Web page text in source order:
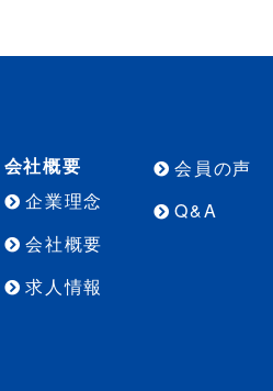
会社概要
企業理念
会社概要
求人情報
会員の声
Q&A